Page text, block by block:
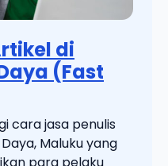
di
(Fast
cara jasa penulis
Maluku yang